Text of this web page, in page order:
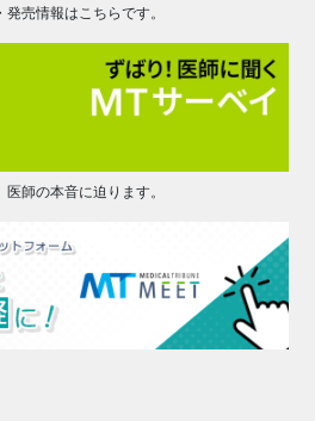
売情報はこちらです。
師の本音に迫ります。